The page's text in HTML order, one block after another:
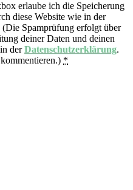
erlaube ich die Speicherung
diese Website wie in der
(Die Spamprüfung erfolgt über
deiner Daten und deinen
derDatenschutzerklärung.
*